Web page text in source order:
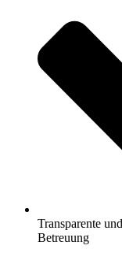
Transparente
Betreuung